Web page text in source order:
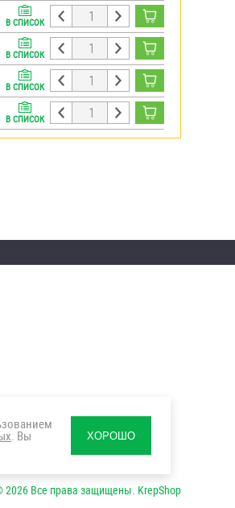
В СПИСОК
В СПИСОК
В СПИСОК
В СПИСОК
2026 Все права защищены. KrepShop
. Вы ХОРОШО